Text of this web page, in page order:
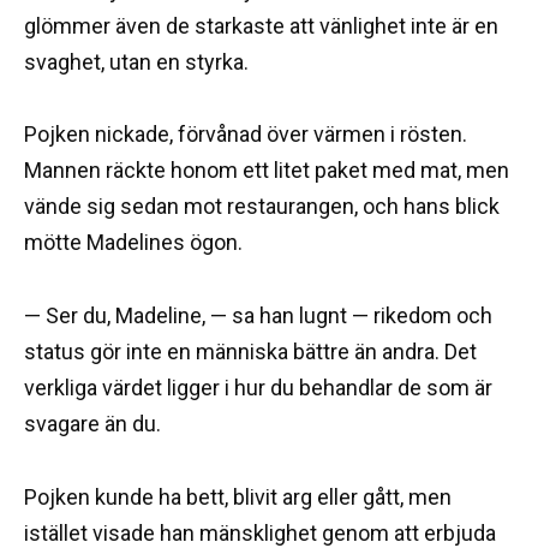
glömmer även de starkaste att vänlighet inte är en
svaghet, utan en styrka.
Pojken nickade, förvånad över värmen i rösten.
Mannen räckte honom ett litet paket med mat, men
vände sig sedan mot restaurangen, och hans blick
mötte Madelines ögon.
— Ser du, Madeline, — sa han lugnt — rikedom och
status gör inte en människa bättre än andra. Det
verkliga värdet ligger i hur du behandlar de som är
svagare än du.
Pojken kunde ha bett, blivit arg eller gått, men
istället visade han mänsklighet genom att erbjuda